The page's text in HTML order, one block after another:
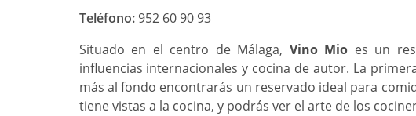
Teléfono:952 60 90 93
Situado en el centro de Málaga, Vino Mio es un
influencias internacionales y cocina de autor. La
más al fondo encontrarás un reservado ideal para
tiene vistas a la cocina, y podrás ver el arte de los